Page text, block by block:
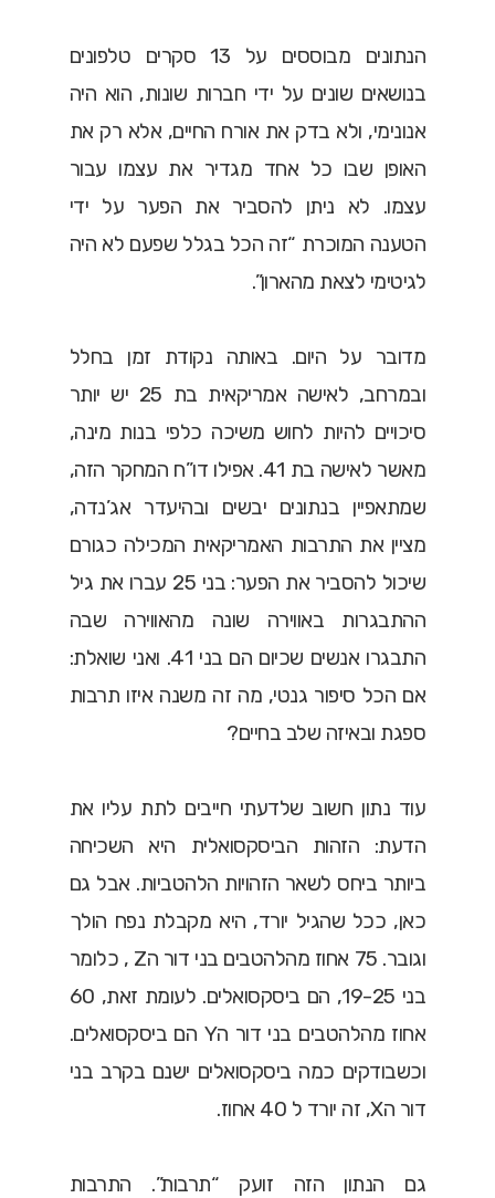
הנתונים מבוססים על 13 סקרים טלפונים
בנושאים שונים על ידי חברות שונות, הוא היה
אנונימי, ולא בדק את אורח החיים, אלא רק את
האופן שבו כל אחד מגדיר את עצמו עבור
עצמו. לא ניתן להסביר את הפער על ידי
הטענה המוכרת “זה הכל בגלל שפעם לא היה
לגיטימי לצאת מהארון”.
מדובר על היום. באותה נקודת זמן בחלל
ובמרחב, לאישה אמריקאית בת 25 יש יותר
סיכויים להיות לחוש משיכה כלפי בנות מינה,
מאשר לאישה בת 41. אפילו דו”ח המחקר הזה,
שמתאפיין בנתונים יבשים ובהיעדר אג’נדה,
מציין את התרבות האמריקאית המכילה כגורם
שיכול להסביר את הפער: בני 25 עברו את גיל
ההתבגרות באווירה שונה מהאווירה שבה
התבגרו אנשים שכיום הם בני 41. ואני שואלת:
אם הכל סיפור גנטי, מה זה משנה איזו תרבות
ספגת ובאיזה שלב בחיים?
עוד נתון חשוב שלדעתי חייבים לתת עליו את
הדעת: הזהות הביסקסואלית היא השכיחה
ביותר ביחס לשאר הזהויות הלהטביות. אבל גם
כאן, ככל שהגיל יורד, היא מקבלת נפח הולך
וגובר. 75 אחוז מהלהטבים בני דור הZ , כלומר
בני 19-25, הם ביסקסואלים. לעומת זאת, 60
אחוז מהלהטבים בני דור הY הם ביסקסואלים.
וכשבודקים כמה ביסקסואלים ישנם בקרב בני
דור הX, זה יורד ל 40 אחוז.
גם הנתון הזה זועק “תרבות”. התרבות